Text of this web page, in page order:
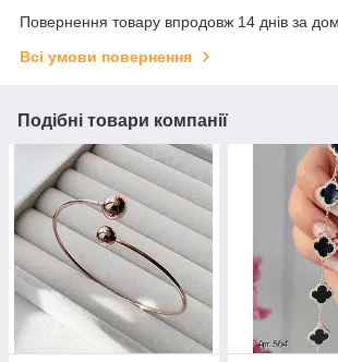
Повернення товару впродовж 14 днів за
Всі умови повернення
Подібні товари компанії